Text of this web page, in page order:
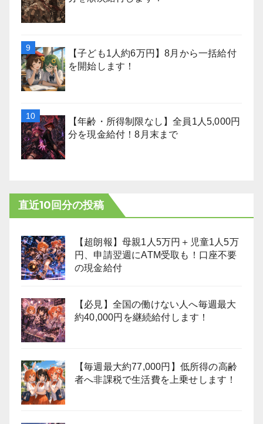
【子ども1人約6万円】8月から一括給付
を開始します！
【年齢・所得制限なし】全員1人5,000円
分を現金給付！8月末まで
直近10回分の投稿
【超朗報】母親1人5万円＋児童1人5万
円、申請翌週にATM受取も！口座不要
の現金給付
【必見】全国の働けない人へ毎週最大
約40,000円を継続給付します！
【毎週最大約77,000円】低所得の高齢
者へ非課税で生活費を上乗せします！